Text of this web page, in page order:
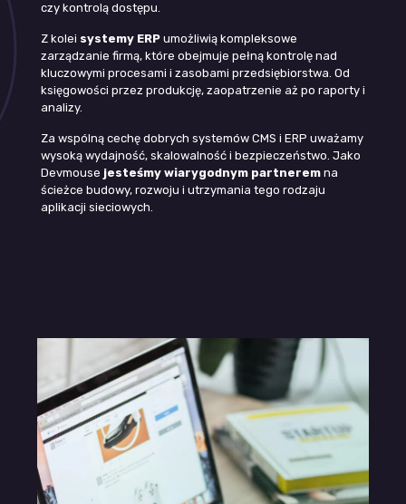
czy kontrolą dostępu.
Z kolei systemy ERPumożliwią kompleksowe
zarządzanie firmą, które obejmuje pełną kontrolę nad
kluczowymi procesami i zasobami przedsiębiorstwa. Od
księgowości przez produkcję, zaopatrzenie aż po raporty i
analizy.
Za wspólną cechę dobrych systemów CMS i ERP uważamy
wysoką wydajność, skalowalność i bezpieczeństwo. Jako
Devmouse jesteśmy wiarygodnym partneremna
ścieżce budowy, rozwoju i utrzymania tego rodzaju
aplikacji sieciowych.